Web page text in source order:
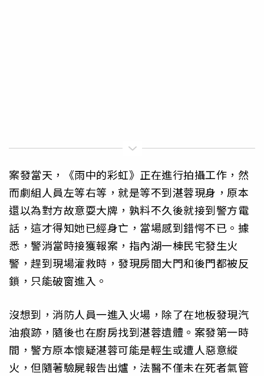
案發當天，《雨中的彩虹》正在進行拍攝工作，然
而劇組人員左等右等，就是等不到湛蓉現身，原本
還以為對方故意耍大牌，孰料不久後就接到警方電
話，這才得知她已經身亡，當場感到錯愕不已。據
悉，警消當時接獲報案，指內湖一棟民宅發生火
警，趕到現場灌救時，發現房間大門和後門都被反
鎖，只能破窗進入。
沒想到，消防人員一進入火場，除了在地板發現汽
油痕跡，隨後也在廚房找到湛蓉遺體。案發第一時
間，警方原本懷疑湛蓉可能是輕生或遭人惡意縱
火，但隨著驗屍報告出爐，法醫不僅未在死者氣管